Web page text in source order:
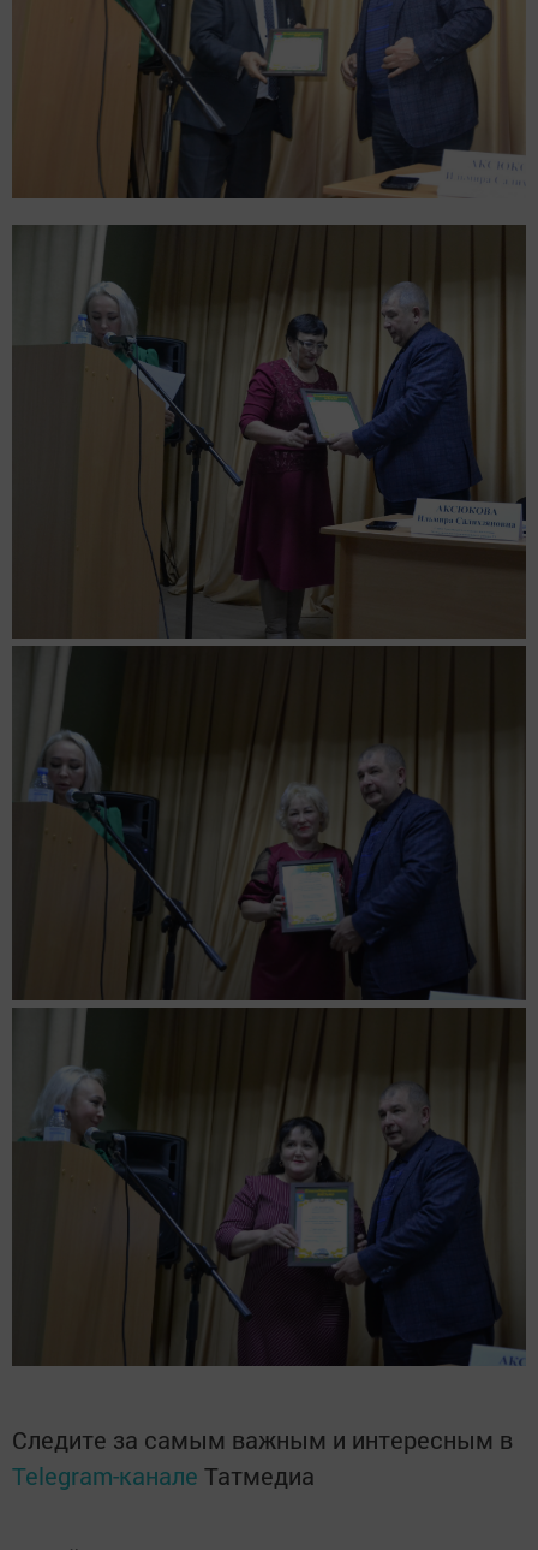
Следите за самым важным и интересным в
Telegram-канале Татмедиа